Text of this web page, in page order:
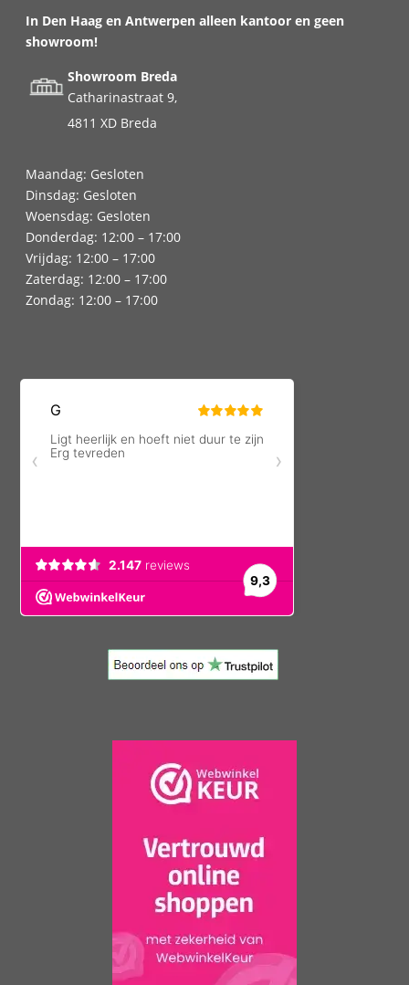
In Den Haag en Antwerpen alleen kantoor en geen
showroom!
Showroom Breda
Catharinastraat 9,
4811 XD Breda
Maandag: Gesloten
Dinsdag: Gesloten
Woensdag: Gesloten
Donderdag: 12:00 – 17:00
Vrijdag: 12:00 – 17:00
Zaterdag: 12:00 – 17:00
Zondag: 12:00 – 17:00